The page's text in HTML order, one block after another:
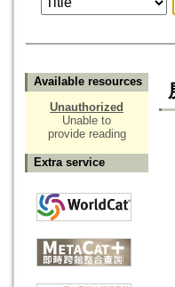
Available resources
Unauthorized
Unable to
provide reading
Extra service